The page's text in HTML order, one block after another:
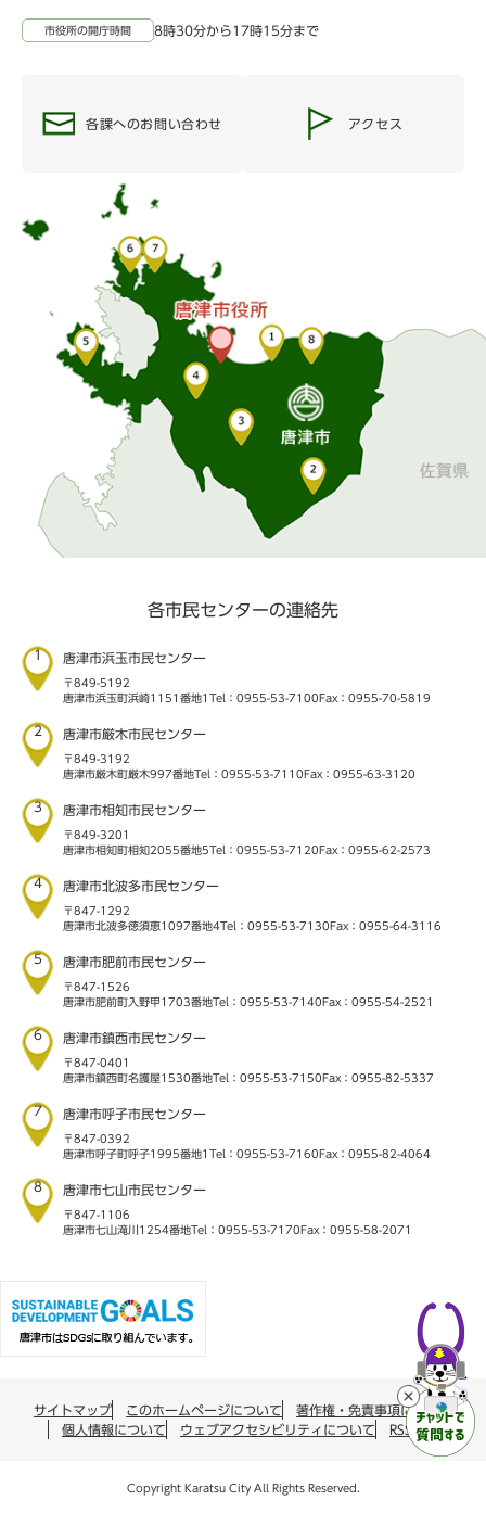
市役所の開庁時間 8時30分から17時15分まで
各課へのお問い合わせ アクセス
各市民センターの連絡先
1 唐津市浜玉市民センター
〒849-5192
唐津市浜玉町浜崎1151番地1 Tel：0955-53-7100 Fax：0955-70-5819
2 唐津市厳木市民センター
〒849-3192
唐津市厳木町厳木997番地Tel：0955-53-7110 Fax：0955-63-3120
3 唐津市相知市民センター
〒849-3201
唐津市相知町相知2055番地5Tel：0955-53-7120 Fax：0955-62-2573
4 唐津市北波多市民センター
〒847-1292
唐津市北波多徳須恵1097番地4Tel：0955-53-7130 Fax：0955-64-3116
5 唐津市肥前市民センター
〒847-1526
唐津市肥前町入野甲1703番地Tel：0955-53-7140 Fax：0955-54-2521
6 唐津市鎮西市民センター
〒847-0401
唐津市鎮西町名護屋1530番地Tel：0955-53-7150 Fax：0955-82-5337
7 唐津市呼子市民センター
〒847-0392
唐津市呼子町呼子1995番地1 Tel：0955-53-7160 Fax：0955-82-4064
8 唐津市七山市民センター
〒847-1106
唐津市七山滝川1254番地Tel：0955-53-7170 Fax：0955-58-2071
サイトマップ このホームページについて
著作権・免責事項について
個人情報について
ウェブアクセシビリティについて RSS配信
Copyright Karatsu City All Rights Reserved.